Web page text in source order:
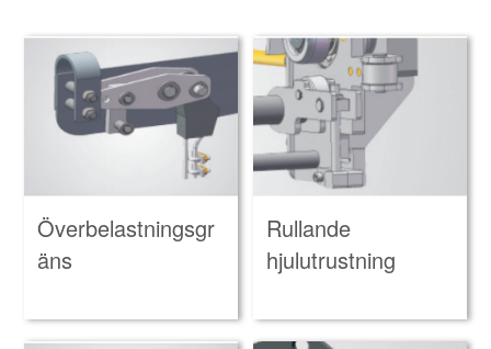
Överbelastningsgr
äns
Rullande
hjulutrustning